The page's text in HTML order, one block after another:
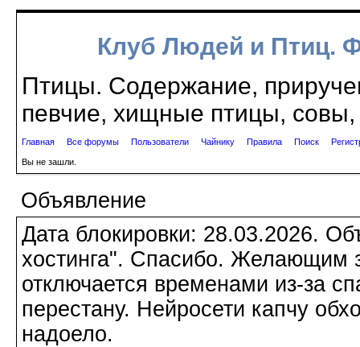
Клуб Людей и Птиц.
Птицы. Содержание,
певчие, хищные птицы, совы,
Главная Все форумы Пользователи Чайнику Правила Поиск
Вы не зашли.
Объявление
Дата блокировки: 28.03.2026.
хостинга". Спасибо. Желающим
отключается временами из-за
перестану. Нейросети капчу
надоело.